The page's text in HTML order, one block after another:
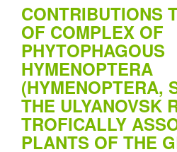
CONTRIBUTIONS
OF COMPLEX OF
PHYTOPHAGOUS
HYMENOPTERA
(HYMENOPTERA,
THE ULYANOVSK
TROFICALLY
PLANTS OF THE